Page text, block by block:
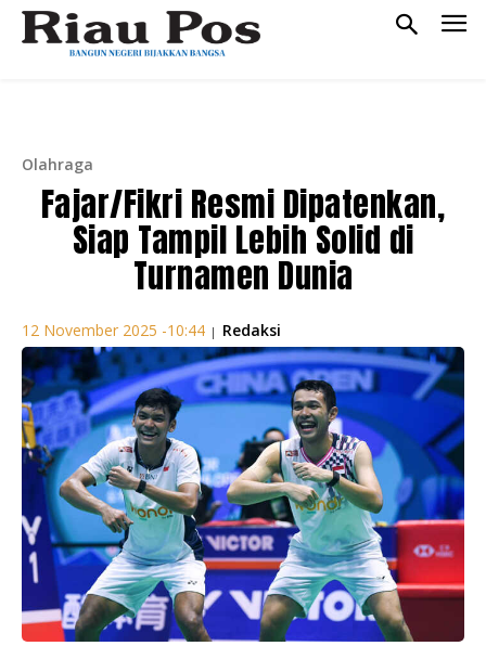
Olahraga
Fajar/Fikri Resmi Dipatenkan,
Siap Tampil Lebih Solid di
Turnamen Dunia
12 November 2025 -10:44 | Redaksi